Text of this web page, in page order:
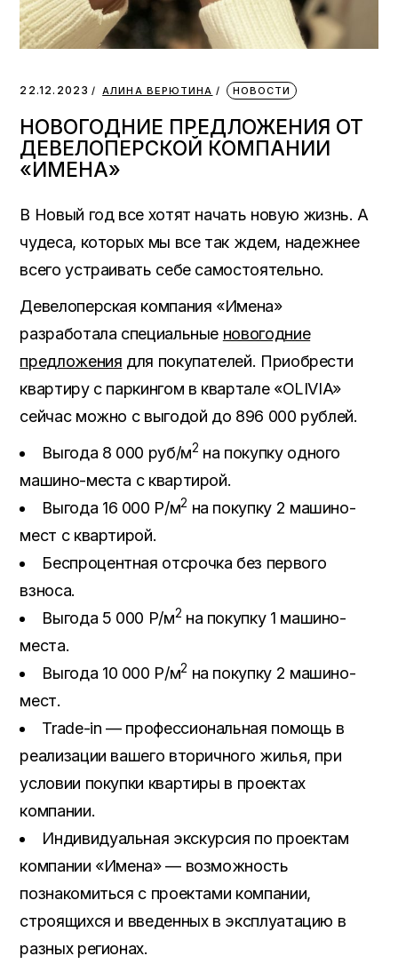
22.12.2023 АЛИНА ВЕРЮТИНА НОВОСТИ
НОВОГОДНИЕ ПРЕДЛОЖЕНИЯ ОТ
ДЕВЕЛОПЕРСКОЙ КОМПАНИИ
«ИМЕНА»
В Новый год все хотят начать новую жизнь. А
чудеса, которых мы все так ждем, надежнее
всего устраивать себе самостоятельно.
Девелоперская компания «Имена»
разработала специальные новогодние
предложения для покупателей. Приобрести
квартиру с паркингом в квартале «OLIVIA»
сейчас можно с выгодой до 896 000 рублей.
Выгода 8 000 руб/м2 на покупку одного
машино-места с квартирой.
Выгода 16 000 Р/м2 на покупку 2 машино-
мест с квартирой.
Беспроцентная отсрочка без первого
взноса.
Выгода 5 000 Р/м2 на покупку 1 машино-
места.
Выгода 10 000 Р/м2 на покупку 2 машино-
мест.
Trade-in — профессиональная помощь в
реализации вашего вторичного жилья, при
условии покупки квартиры в проектах
компании.
Индивидуальная экскурсия по проектам
компании «Имена» — возможность
познакомиться с проектами компании,
строящихся и введенных в эксплуатацию в
разных регионах.